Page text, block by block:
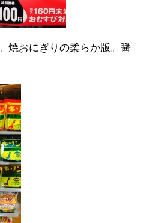
焼おにぎりの柔らか版。醤